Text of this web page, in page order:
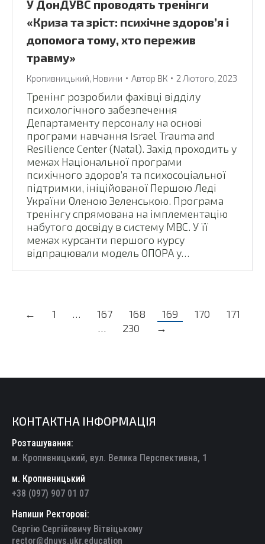
У ДонДУВС проводять тренінги
«Криза та зріст: психічне здоров’я і
допомога тому, хто пережив
травму»
Кропивницький, Новини Автор ВК 2 Лютого, 2023
Тренінг розробили фахівці відділу
психологічного забезпечення
Департаменту персоналу на основі
програми навчання Israel Trauma and
Resilience Center (Natal). Захід проходить у
межах Національної програми
психічного здоров’я та психосоціальної
підтримки, ініційованої Першою Леді
України Оленою Зеленською. Програма
тренінгу спрямована на імплементацію
набутого досвіду в систему МВС. У її
межах курсанти першого курсу
відпрацювали модель ОПОРА у…
← 1 … 167 168 169 170
171
…
230 →
КОНТАКТНА ІНФОРМАЦІЯ
Розташування:
м. Кропивницький, вул. Велика Перспективна, 1
м. Кропивницький
+38 (097) 907 01 07
Напиши Ректорові:
Сергію Сергійовичу Вітвіцькому
rector@dnuvs.ukr.education